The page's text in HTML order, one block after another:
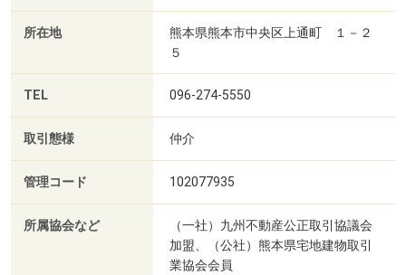
所在地
熊本県熊本市中央区上通町 １－２
５
TEL 096-274-5550
取引態様 仲介
管理コード 102077935
所属協会など
（一社）九州不動産公正取引協議会
加盟、（公社）熊本県宅地建物取引
業協会会員